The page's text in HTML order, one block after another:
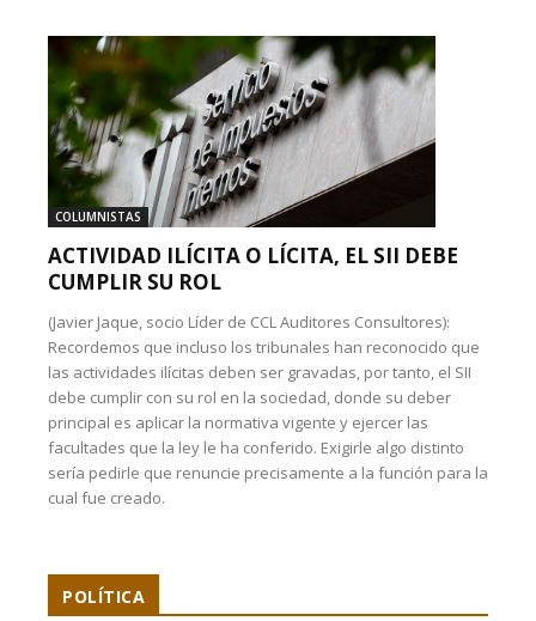
COLUMNISTAS
ACTIVIDAD ILÍCITA O LÍCITA, EL SII DEBE
CUMPLIR SU ROL
(Javier Jaque, socio Líder de CCL Auditores Consultores):
Recordemos que incluso los tribunales han reconocido que
las actividades ilícitas deben ser gravadas, por tanto, el SII
debe cumplir con su rol en la sociedad, donde su deber
principal es aplicar la normativa vigente y ejercer las
facultades que la ley le ha conferido. Exigirle algo distinto
sería pedirle que renuncie precisamente a la función para la
cual fue creado.
POLÍTICA